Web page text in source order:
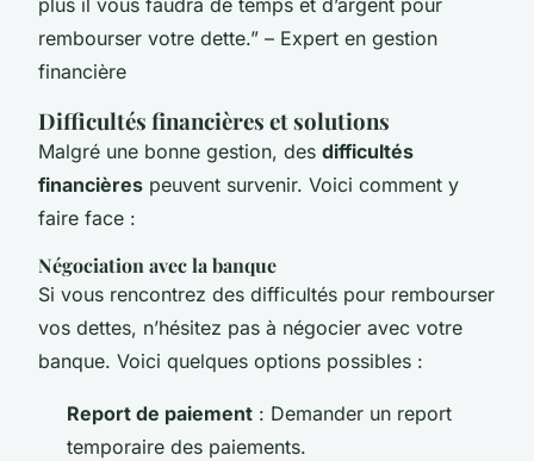
plus il vous faudra de temps et d’argent pour
rembourser votre dette.” – Expert en gestion
financière
Difficultés financières et solutions
Malgré une bonne gestion, des difficultés
financières peuvent survenir. Voici comment y
faire face :
Négociation avec la banque
Si vous rencontrez des difficultés pour rembourser
vos dettes, n’hésitez pas à négocier avec votre
banque. Voici quelques options possibles :
Report de paiement : Demander un report
temporaire des paiements.